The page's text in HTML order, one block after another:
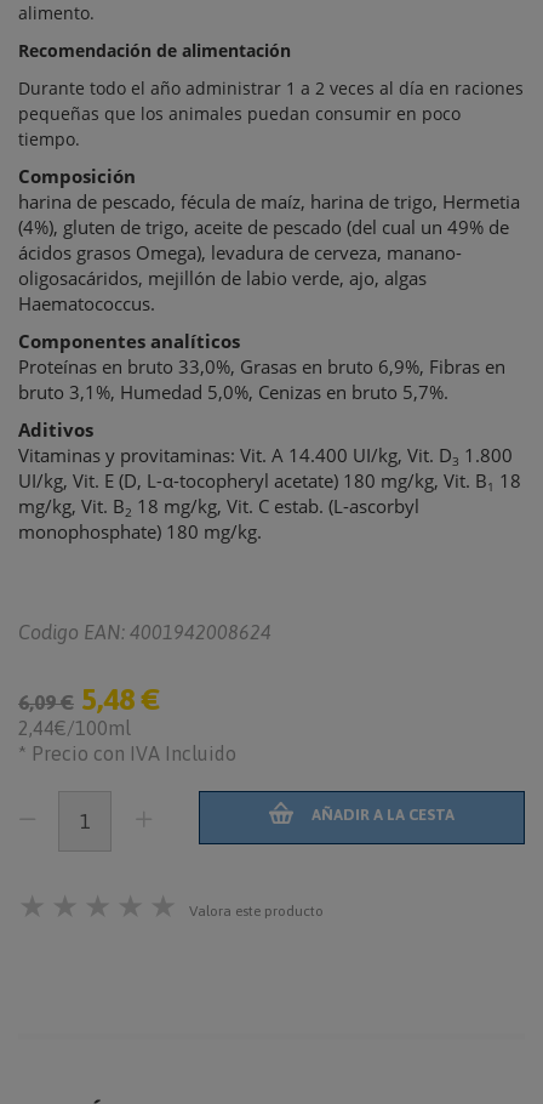
alimento.
Recomendación de alimentación
Durante todo el año administrar 1 a 2 veces al día en raciones
pequeñas que los animales puedan consumir en poco
tiempo.
Composición
harina de pescado, fécula de maíz, harina de trigo, Hermetia
(4%), gluten de trigo, aceite de pescado (del cual un 49% de
ácidos grasos Omega), levadura de cerveza, manano-
oligosacáridos, mejillón de labio verde, ajo, algas
Haematococcus.
Componentes analíticos
Proteínas en bruto 33,0%, Grasas en bruto 6,9%, Fibras en
bruto 3,1%, Humedad 5,0%, Cenizas en bruto 5,7%.
Aditivos
Vitaminas y provitaminas: Vit. A 14.400 UI/kg, Vit. D3 1.800
UI/kg, Vit. E (D, L-α-tocopheryl acetate) 180 mg/kg, Vit. B1 18
mg/kg, Vit. B2 18 mg/kg, Vit. C estab. (L-ascorbyl
monophosphate) 180 mg/kg.
Codigo EAN: 4001942008624
6,09 € 5,48 €
2,44€/100ml
* Precio con IVA Incluido
AÑADIR A LA CESTA
★ ★ ★ ★ ★ Valora este producto